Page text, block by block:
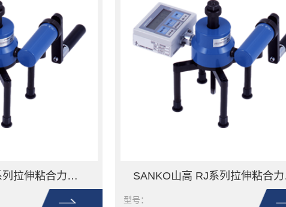
SANKO山高 RJ系列拉伸粘合力测试仪RJ-3
型号：